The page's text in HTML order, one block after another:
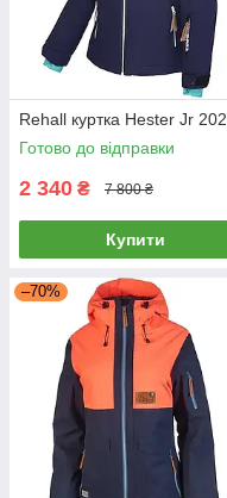
Rehall куртка Hester Jr
Готово до відправки
2 340 ₴ 7 800 ₴
Купити
–70%